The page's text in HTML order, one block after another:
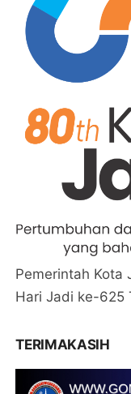
Pemerintah Kota
Hari Jadi ke-625
TERIMAKASIH